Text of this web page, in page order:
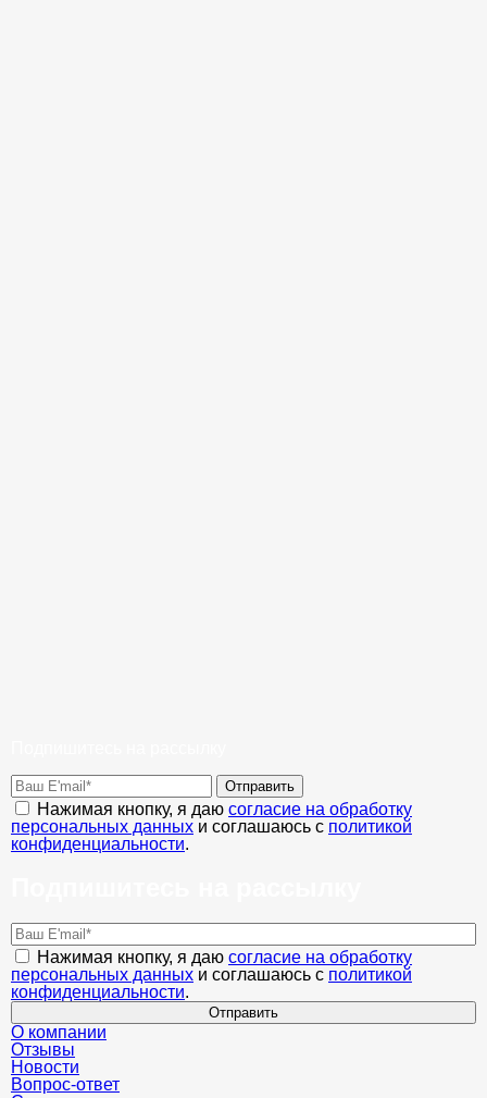
Отправить
Нажимая кнопку, я даю согласие на обработку
персональных данных и соглашаюсь с политикой
конфиденциальности.
Нажимая кнопку, я даю согласие на обработку
персональных данных и соглашаюсь с политикой
конфиденциальности.
Отправить
О компании
Отзывы
Новости
Вопрос-ответ